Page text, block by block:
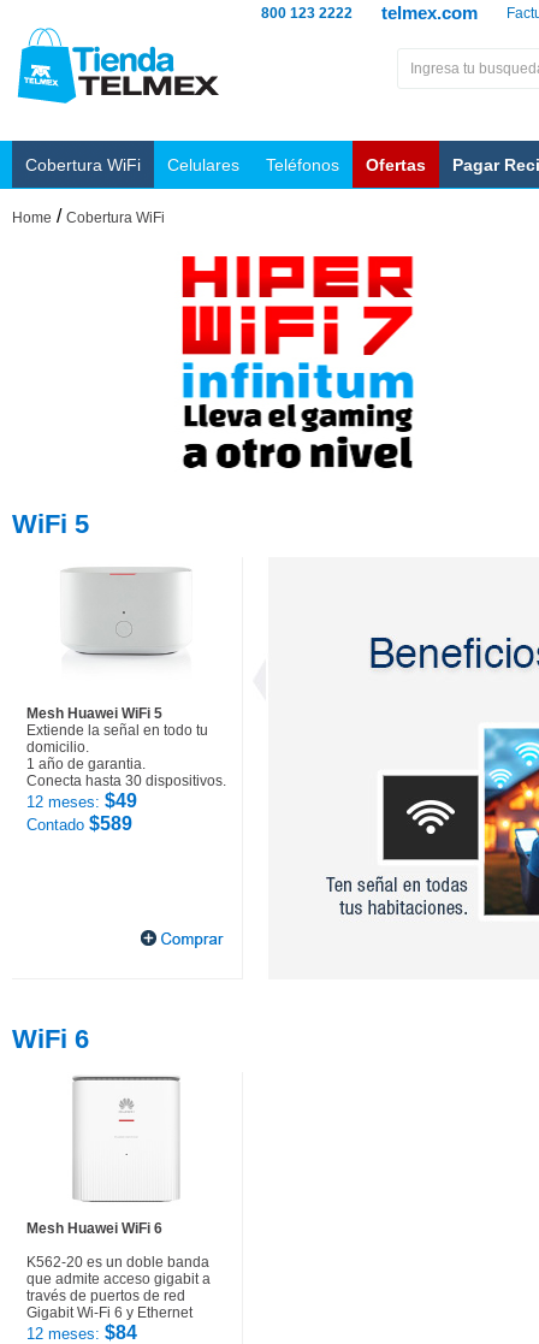
telmex.com
800 123 2222
Cobertura WiFi Celulares Teléfonos Ofertas Pagar
Home / Cobertura WiFi
WiFi 5
Mesh Huawei WiFi 5
Extiende la señal en todo tu
domicilio.
1 año de garantia.
Conecta hasta 30 dispositivos.
12 meses: $49
Contado $589
WiFi 6
Mesh Huawei WiFi 6
K562-20 es un doble banda
que admite acceso gigabit a
través de puertos de red
Gigabit Wi-Fi 6 y Ethernet
12 meses: $84